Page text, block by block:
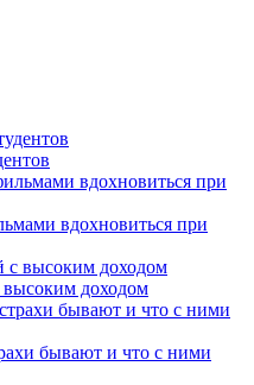
вдохновиться при
высоким доходом
бывают и что с ними